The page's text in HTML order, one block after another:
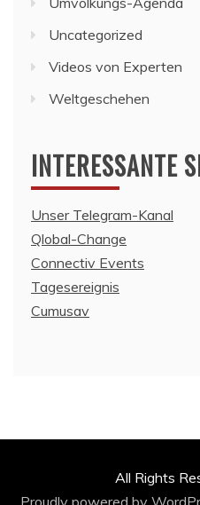
Uncategorized
Videos von Experten
Weltgeschehen
INTERESSANTE
Unser Telegram-Kanal
Qlobal-Change
Connectiv Events
Tagesereignis
Cumusav
All Rights
Proudly powered by